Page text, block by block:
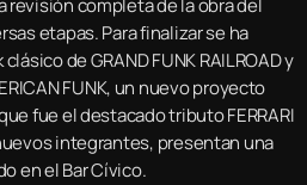
revisión completa de la obra del
etapas. Para finalizar se ha
de GRAND FUNK RAILROAD y
FUNK, un nuevo proyecto
fue el destacado tributo FERRARI
integrantes, presentan una
en el Bar Cívico.